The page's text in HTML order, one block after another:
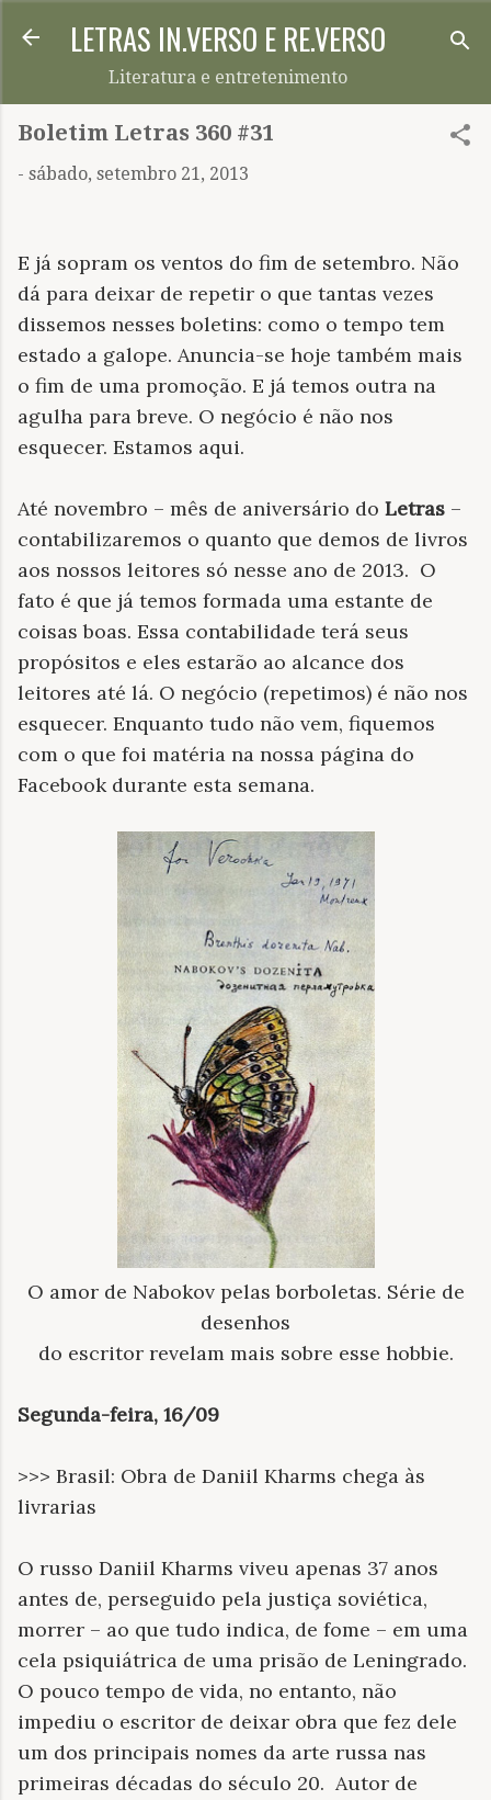
Pular para o conteúdo principal
LETRAS IN.VERSO E RE.VERSO
Literatura e entretenimento
Boletim Letras 360 #31
- sábado, setembro 21, 2013
E já sopram os ventos do fim de setembro. Não
dá para deixar de repetir o que tantas vezes
dissemos nesses boletins: como o tempo tem
estado a galope. Anuncia-se hoje também mais
o fim de uma promoção. E já temos outra na
agulha para breve. O negócio é não nos
esquecer. Estamos aqui.
Até novembro – mês de aniversário do Letras –
contabilizaremos o quanto que demos de livros
aos nossos leitores só nesse ano de 2013. O
fato é que já temos formada uma estante de
coisas boas. Essa contabilidade terá seus
propósitos e eles estarão ao alcance dos
leitores até lá. O negócio (repetimos) é não nos
esquecer. Enquanto tudo não vem, fiquemos
com o que foi matéria na nossa página do
Facebook durante esta semana.
O amor de Nabokov pelas borboletas. Série de
desenhos
do escritor revelam mais sobre esse hobbie.
Segunda-feira, 16/09
>>> Brasil: Obra de Daniil Kharms chega às
livrarias
O russo Daniil Kharms viveu apenas 37 anos
antes de, perseguido pela justiça soviética,
morrer – ao que tudo indica, de fome – em uma
cela psiquiátrica de uma prisão de Leningrado.
O pouco tempo de vida, no entanto, não
impediu o escritor de deixar obra que fez dele
um dos principais nomes da arte russa nas
primeiras décadas do século 20. Autor de